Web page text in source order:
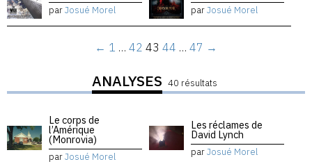
parJosué Morel parJosué Morel
← 1 … 42 43 44 … 47 →
ANALYSES 40 résultats
Le corps de
l’Amérique
(Monrovia)
parJosué Morel
Les réclames de
David Lynch
parJosué Morel